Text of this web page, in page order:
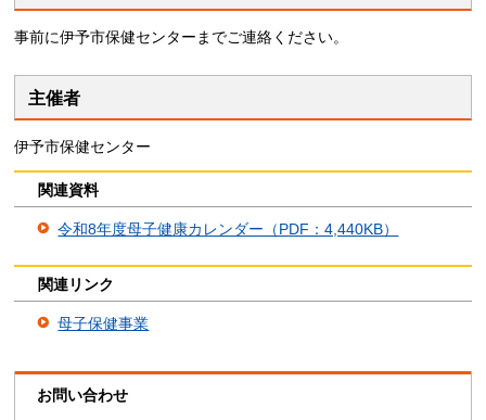
事前に伊予市保健センターまでご連絡ください。
主催者
伊予市保健センター
関連資料
令和8年度母子健康カレンダー（PDF：4,440KB）
関連リンク
母子保健事業
お問い合わせ